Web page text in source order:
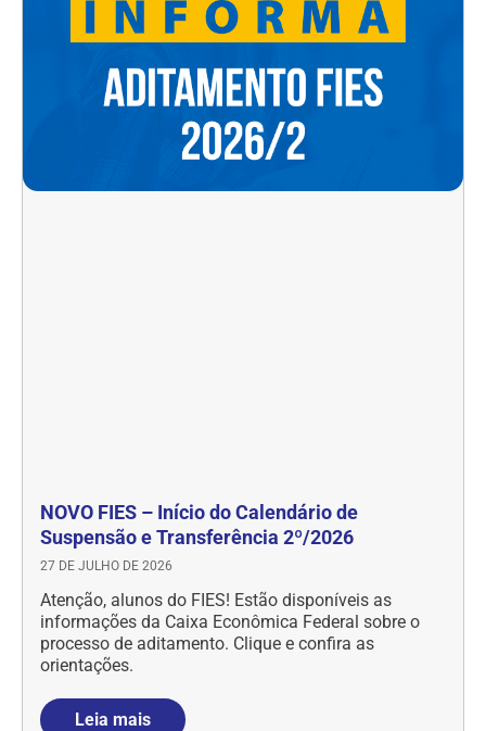
NOVO FIES – Início do Calendário de
Suspensão e Transferência 2º/2026
27 DE JULHO DE 2026
Atenção, alunos do FIES! Estão disponíveis as
informações da Caixa Econômica Federal sobre o
processo de aditamento. Clique e confira as
orientações.
Leia mais